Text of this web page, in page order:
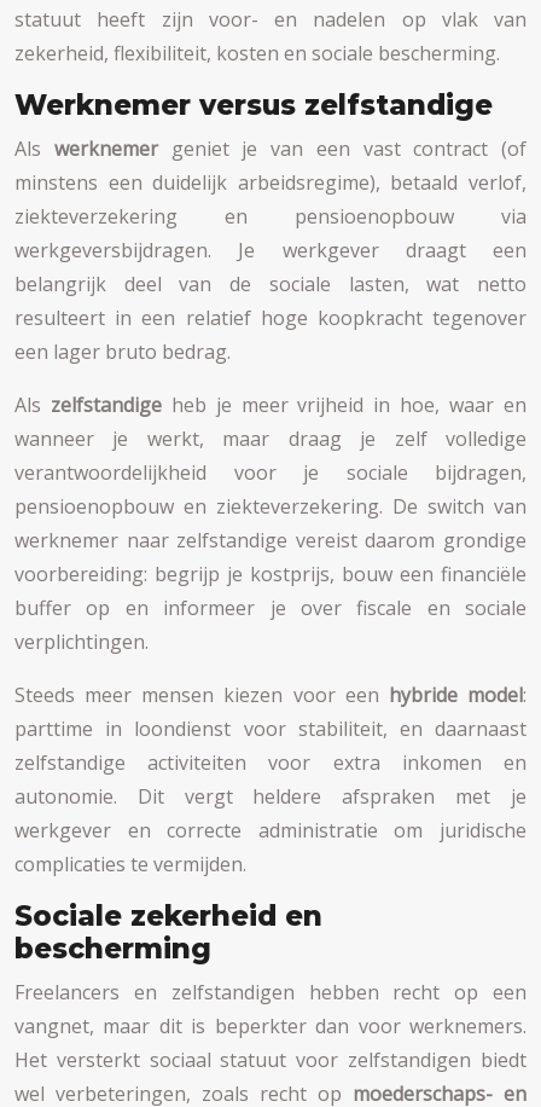
statuut heeft zijn voor- en nadelen op vlak van
zekerheid, flexibiliteit, kosten en sociale bescherming.
Werknemer versus zelfstandige
Als werknemergeniet je van een vast contract (of
minstens een duidelijk arbeidsregime), betaald verlof,
ziekteverzekering en pensioenopbouw via
werkgeversbijdragen. Je werkgever draagt een
belangrijk deel van de sociale lasten, wat netto
resulteert in een relatief hoge koopkracht tegenover
een lager bruto bedrag.
Als zelfstandigeheb je meer vrijheid in hoe, waar en
wanneer je werkt, maar draag je zelf volledige
verantwoordelijkheid voor je sociale bijdragen,
pensioenopbouw en ziekteverzekering. De switch van
werknemer naar zelfstandige vereist daarom grondige
voorbereiding: begrijp je kostprijs, bouw een financiële
buffer op en informeer je over fiscale en sociale
verplichtingen.
Steeds meer mensen kiezen voor een hybride model:
parttime in loondienst voor stabiliteit, en daarnaast
zelfstandige activiteiten voor extra inkomen en
autonomie. Dit vergt heldere afspraken met je
werkgever en correcte administratie om juridische
complicaties te vermijden.
Sociale zekerheid en
bescherming
Freelancers en zelfstandigen hebben recht op een
vangnet, maar dit is beperkter dan voor werknemers.
Het versterkt sociaal statuut voor zelfstandigen biedt
wel verbeteringen, zoals recht op moederschaps- en